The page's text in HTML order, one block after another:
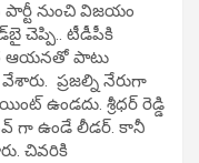
పార్టీ నుంచి విజయం
చెప్పి.. టీడీపీకి
ఆయనతో పాటు
ప్రజల్ని నేరుగా
ఉండదు. శ్రీధర్ రెడ్డి
గా ఉండే లీడర్. కానీ
చివరికి